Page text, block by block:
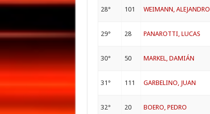
28° 101 WEIMANN, ALEJANDRO
29° 28 PANAROTTI, LUCAS
30° 50 MARKEL, DAMIÁN
31° 111 GARBELINO, JUAN
32° 20 BOERO, PEDRO